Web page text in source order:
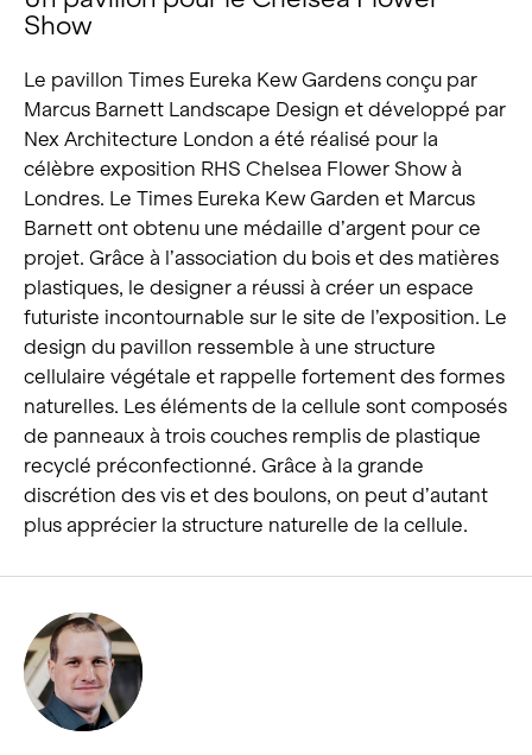
Français
Show
Le pavillon Times Eureka Kew Gardens conçu par
Marcus Barnett Landscape Design et développé par
Nex Architecture London a été réalisé pour la
célèbre exposition RHS Chelsea Flower Show à
Londres. Le Times Eureka Kew Garden et Marcus
Barnett ont obtenu une médaille d’argent pour ce
projet. Grâce à l’association du bois et des matières
plastiques, le designer a réussi à créer un espace
futuriste incontournable sur le site de l’exposition. Le
design du pavillon ressemble à une structure
cellulaire végétale et rappelle fortement des formes
naturelles. Les éléments de la cellule sont composés
de panneaux à trois couches remplis de plastique
recyclé préconfectionné. Grâce à la grande
discrétion des vis et des boulons, on peut d’autant
plus apprécier la structure naturelle de la cellule.